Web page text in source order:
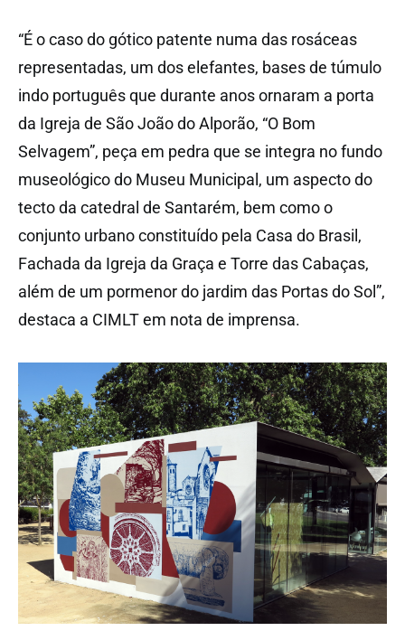
“É o caso do gótico patente numa das rosáceas
representadas, um dos elefantes, bases de túmulo
indo português que durante anos ornaram a porta
da Igreja de São João do Alporão, “O Bom
Selvagem”, peça em pedra que se integra no fundo
museológico do Museu Municipal, um aspecto do
tecto da catedral de Santarém, bem como o
conjunto urbano constituído pela Casa do Brasil,
Fachada da Igreja da Graça e Torre das Cabaças,
além de um pormenor do jardim das Portas do Sol”,
destaca a CIMLT em nota de imprensa.